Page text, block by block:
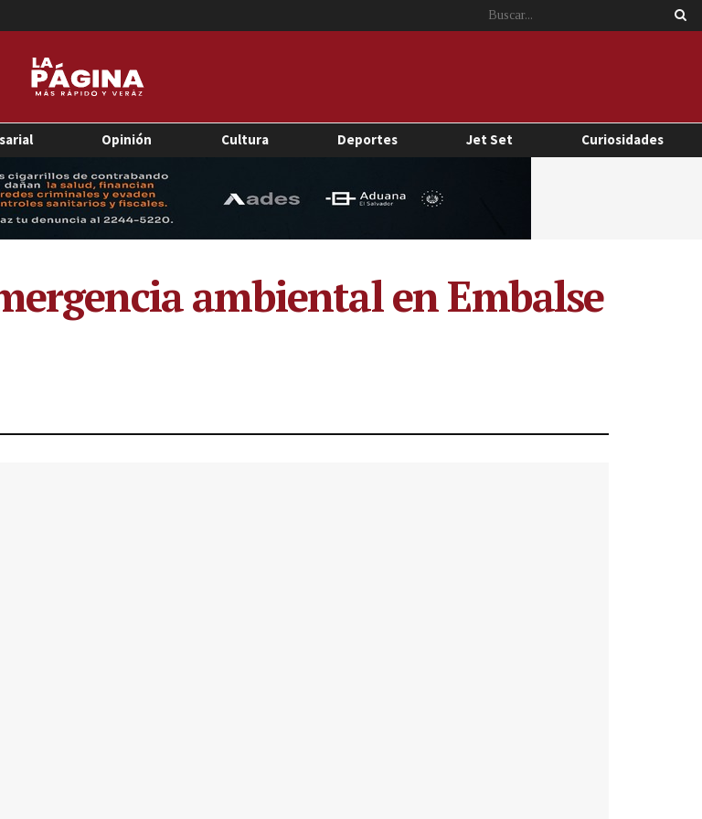
Opinión Cultura Deportes Jet Set Curiosidades
ambiental en Embalse